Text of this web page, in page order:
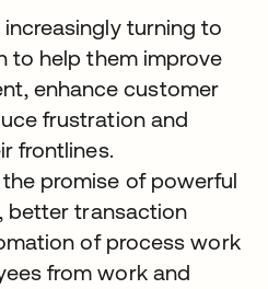
turning to
to help them improve
enhance customer
frustration and
frontlines.
promise of powerful
better transaction
of process work
from work and